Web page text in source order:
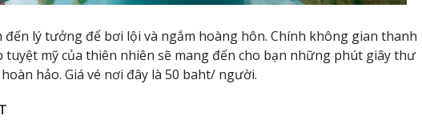
đến lý tưởng để bơi lội và ngắm hoàng hôn. Chính không gian thanh
tuyệt mỹ của thiên nhiên sẽ mang đến cho bạn những phút giây thư
hảo. Giá vé nơi đây là 50 baht/ người.